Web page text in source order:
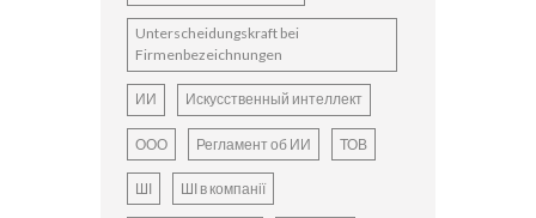
Unterscheidungskraft bei
Firmenbezeichnungen
ИИ Искусственный интеллект
ООО Регламент об ИИ ТОВ
ШІ ШІ в компанії